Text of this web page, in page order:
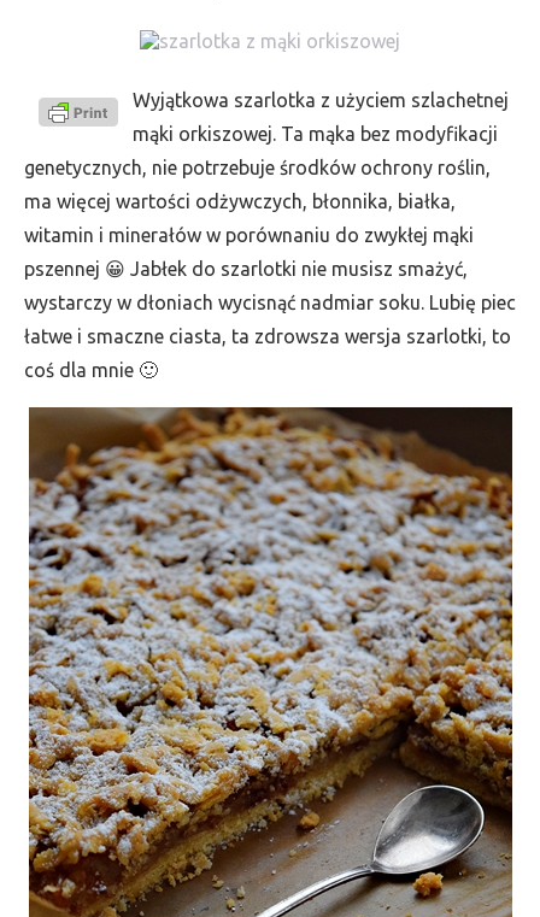
Wyjątkowa szarlotka z użyciem szlachetnej
mąki orkiszowej. Ta mąka bez modyfikacji
genetycznych, nie potrzebuje środków ochrony roślin,
ma więcej wartości odżywczych, błonnika, białka,
witamin i minerałów w porównaniu do zwykłej mąki
pszennej 😀 Jabłek do szarlotki nie musisz smażyć,
wystarczy w dłoniach wycisnąć nadmiar soku. Lubię piec
łatwe i smaczne ciasta, ta zdrowsza wersja szarlotki, to
coś dla mnie 🙂